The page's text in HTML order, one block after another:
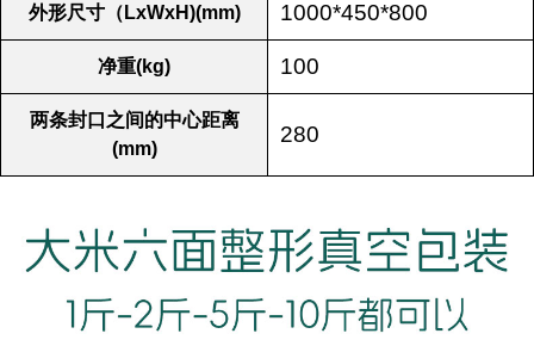
外形尺寸（LxWxH)(mm) 1000*450*800
净重(kg) 100
两条封口之间的中心距离
(mm)
280